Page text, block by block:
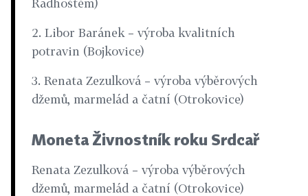
2. Libor Baránek – výroba kvalitních
potravin (Bojkovice)
3. Renata Zezulková – výroba výběrových
džemů, marmelád a čatní (Otrokovice)
Moneta Živnostník roku Srdcař
Renata Zezulková – výroba výběrových
džemů, marmelád a čatní (Otrokovice)